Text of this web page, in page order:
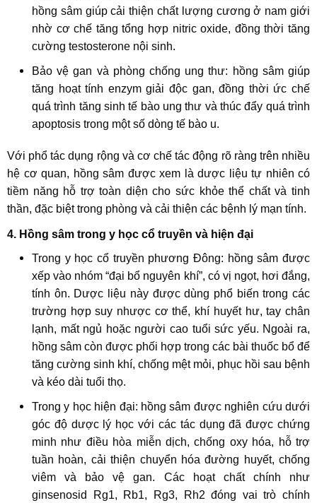
hồng sâm giúp cải thiện chất lượng cương ở nam giới
nhờ cơ chế tăng tổng hợp nitric oxide, đồng thời tăng
cường testosterone nội sinh.
Bảo vệ gan và phòng chống ung thư: hồng sâm giúp
tăng hoạt tính enzym giải độc gan, đồng thời ức chế
quá trình tăng sinh tế bào ung thư và thúc đẩy quá trình
apoptosis trong một số dòng tế bào u.
Với phổ tác dụng rộng và cơ chế tác động rõ ràng trên nhiều
hệ cơ quan, hồng sâm được xem là dược liệu tự nhiên có
tiềm năng hỗ trợ toàn diện cho sức khỏe thể chất và tinh
thần, đặc biệt trong phòng và cải thiện các bệnh lý mạn tính.
4. Hồng sâm trong y học cổ truyền và hiện đại
Trong y học cổ truyền phương Đông: hồng sâm được
xếp vào nhóm “đại bổ nguyên khí”, có vị ngọt, hơi đắng,
tính ôn. Dược liệu này được dùng phổ biến trong các
trường hợp suy nhược cơ thể, khí huyết hư, tay chân
lạnh, mất ngủ hoặc người cao tuổi sức yếu. Ngoài ra,
hồng sâm còn được phối hợp trong các bài thuốc bổ để
tăng cường sinh khí, chống mệt mỏi, phục hồi sau bệnh
và kéo dài tuổi thọ.
Trong y học hiện đại: hồng sâm được nghiên cứu dưới
góc độ dược lý học với các tác dụng đã được chứng
minh như điều hòa miễn dịch, chống oxy hóa, hỗ trợ
tuần hoàn, cải thiện chuyển hóa đường huyết, chống
viêm và bảo vệ gan. Các hoạt chất chính như
ginsenosid Rg1, Rb1, Rg3, Rh2 đóng vai trò chính